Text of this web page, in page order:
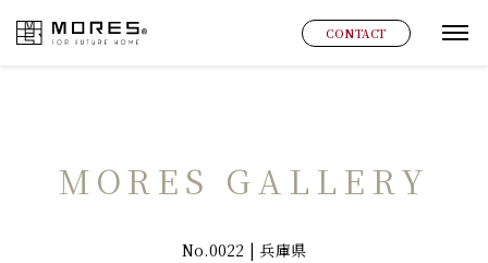
MORES CONTACT グ
MORES GALLERY
No.0022 | 兵庫県